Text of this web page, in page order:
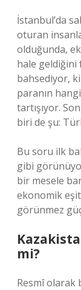
İstanbul’da
oturan
olduğunda,
hale geldiğini
bahsediyor,
paranın
tartışıyor.
biri de şu:
Bu soru ilk
gibi
bir mesele
ekonomik
görünmez
mi?
Resmî olarak